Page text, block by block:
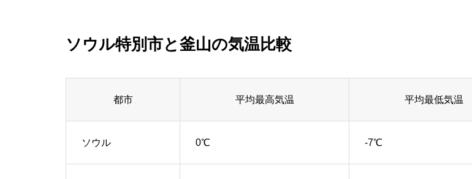
ソウル特別市と釜山の気温比較
都市 平均最高気温 平均最低気温
ソウル 0℃ -7℃